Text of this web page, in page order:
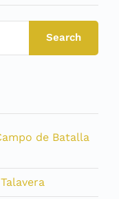
Search
de Batalla